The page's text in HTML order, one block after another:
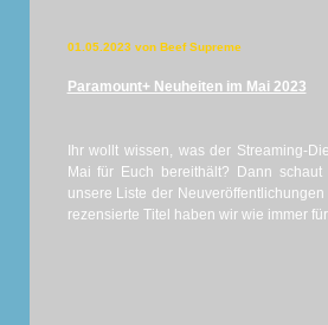
01.05.2023 von Beef Supreme
Paramount+ Neuheiten im Mai 2023
Ihr wollt wissen, was der Streaming-
Mai für Euch bereithält? Dann
unsere Liste der
rezensierte Titel haben wir wie immer